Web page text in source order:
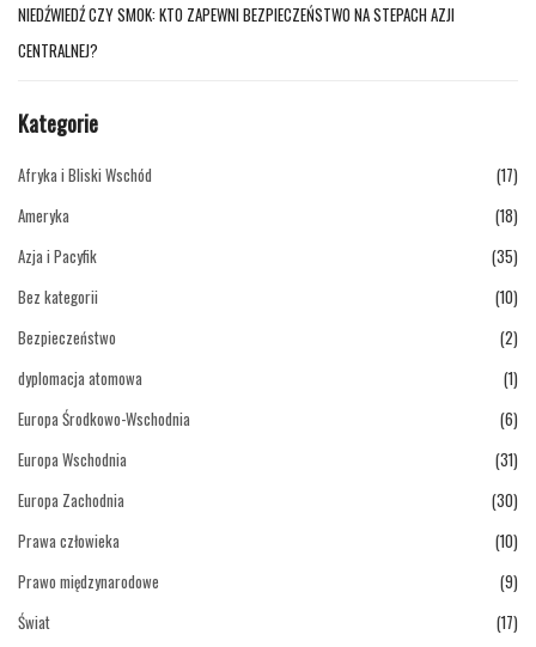
NIEDŹWIEDŹ CZY SMOK: KTO ZAPEWNI BEZPIECZEŃSTWO NA STEPACH AZJI
CENTRALNEJ?
Kategorie
Afryka i Bliski Wschód
(17)
Ameryka
(18)
Azja i Pacyfik
(35)
Bez kategorii
(10)
Bezpieczeństwo
(2)
dyplomacja atomowa
(1)
Europa Środkowo-Wschodnia
(6)
Europa Wschodnia
(31)
Europa Zachodnia
(30)
Prawa człowieka
(10)
Prawo międzynarodowe
(9)
Świat
(17)